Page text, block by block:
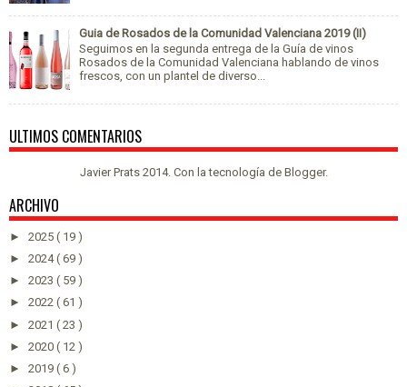
Guia de Rosados de la Comunidad Valenciana 2019 (II)
Seguimos en la segunda entrega de la Guía de vinos
Rosados de la Comunidad Valenciana hablando de vinos
frescos, con un plantel de diverso...
ULTIMOS COMENTARIOS
Javier Prats 2014. Con la tecnología de Blogger.
ARCHIVO
► 2025 ( 19 )
► 2024( 69 )
► 2023 ( 59 )
► 2022 ( 61 )
► 2021 ( 23 )
► 2020 ( 12 )
► 2019 ( 6 )